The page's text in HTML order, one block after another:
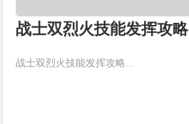
战士双烈火技能发挥攻略
战士双烈火技能发挥攻略...